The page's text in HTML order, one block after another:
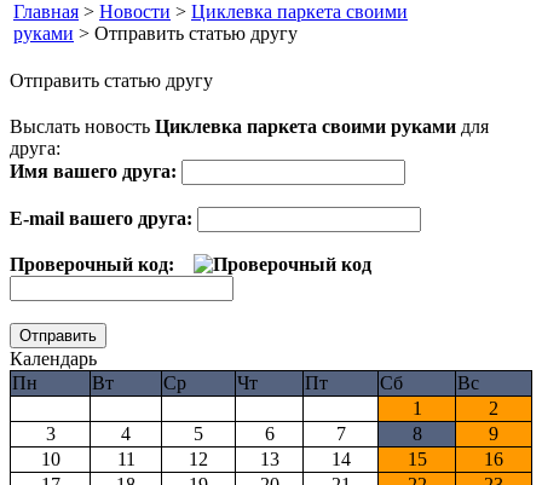
Главная > Новости > Циклевка паркета своими
руками > Отправить статью другу
Отправить статью другу
Выслать новость Циклевка паркета своими руками для
друга:
Имя вашего друга:
E-mail вашего друга:
Проверочный код:
Календарь
Пн
Вт Ср Чт Пт Сб
Вс
1
2
3
4 5 6 7 8
9
10
11 12 13 14 15
16